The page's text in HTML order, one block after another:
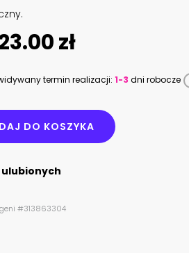
zł
termin realizacji: 1-3 dni robocze
DO KOSZYKA
ulubionych
#313863304